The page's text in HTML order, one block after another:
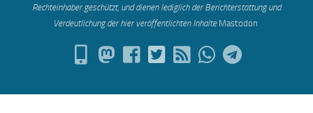
Rechteinhaber geschützt, und dienen lediglich der Berichterstattung und
Verdeutlichung der hier veröffentlichten Inhalte Mastodon